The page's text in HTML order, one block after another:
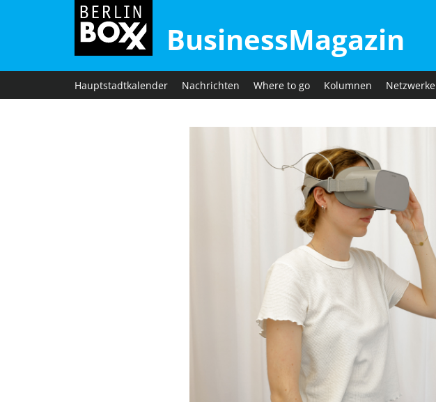
BusinessMagazin
Hauptstadtkalender Nachrichten Where to go Kolumnen Netzwerke